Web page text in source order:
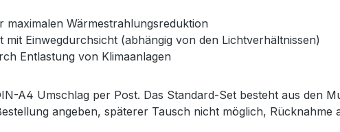
maximalen Wärmestrahlungsreduktion
mit Einwegdurchsicht (abhängig von den Lichtverhältnissen)
Entlastung von Klimaanlagen
A4 Umschlag per Post. Das Standard-Set besteht aus den
angeben, späterer Tausch nicht möglich, Rücknahme